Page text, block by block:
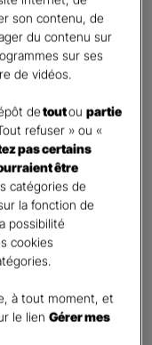
son contenu, de
du contenu sur
sur ses
de vidéos.
detoutoupartie
refuser » ou «
pas certains
être
catégories de
la fonction de
possibilité
cookies
à tout moment, et
le lienGérer mes